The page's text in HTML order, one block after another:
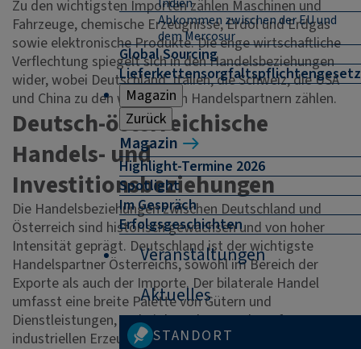
Abkommen zwischen der EU und
dem Mercosur
Global Sourcing
Lieferkettensorgfaltspflichtengesetz
Magazin
Zurück
Magazin
Highlight-Termine 2026
Spotlight
Im Gespräch
Erfolgsgeschichten
Veranstaltungen
Aktuelles
STANDORT
Zu den wichtigsten Importen zählen Maschinen und
Fahrzeuge, chemische Erzeugnisse, Erdöl und Erdgas
sowie elektronische Produkte. Die enge wirtschaftliche
Verflechtung spiegelt sich in den Handelsbeziehungen
wider, wobei Deutschland, Italien, die Schweiz, die USA
und China zu den wichtigsten Handelspartnern zählen.
Deutsch-österreichische
Handels- und
Investitionsbeziehungen
Die Handelsbeziehungen zwischen Deutschland und
Österreich sind historisch gewachsen und von hoher
Intensität geprägt. Deutschland ist der wichtigste
Handelspartner Österreichs, sowohl im Bereich der
Exporte als auch der Importe. Der bilaterale Handel
umfasst eine breite Palette von Gütern und
Dienstleistungen, wobei der Schwerpunkt auf
industriellen Erzeugnissen liegt.